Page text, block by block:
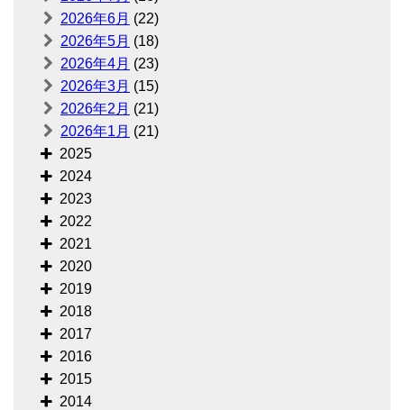
2026年6月 (22)
2026年5月 (18)
2026年4月 (23)
2026年3月 (15)
2026年2月 (21)
2026年1月 (21)
2025
2024
2023
2022
2021
2020
2019
2018
2017
2016
2015
2014